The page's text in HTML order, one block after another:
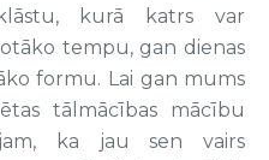
kurā katrs var
tempu, gan dienas
formu. Lai gan mums
tālmācības mācību
ka jau sen vairs